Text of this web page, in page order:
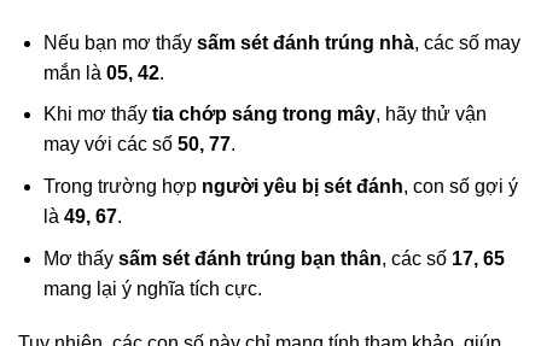
Nếu bạn mơ thấy sấm sét đánh trúng nhà, các số may
mắn là 05, 42.
Khi mơ thấy tia chớp sáng trong mây, hãy thử vận
may với các số 50, 77.
Trong trường hợp người yêu bị sét đánh, con số gợi ý
là 49, 67.
Mơ thấy sấm sét đánh trúng bạn thân, các số 17, 65
mang lại ý nghĩa tích cực.